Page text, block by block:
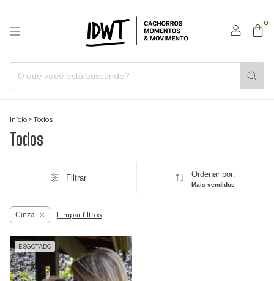
0
Início > Todos
Todos
Filtrar Ordenar por:
Mais vendidos
Cinza Limpar filtros
ESGOTADO